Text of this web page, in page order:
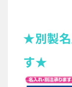
★別製名
す★